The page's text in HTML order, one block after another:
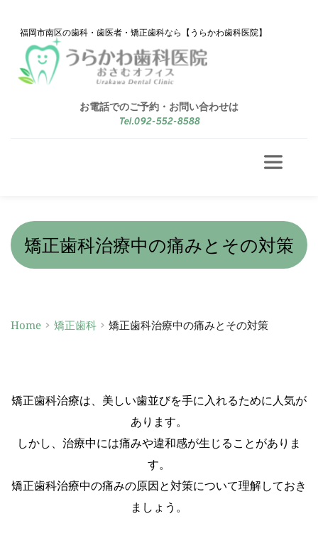
福岡市南区の歯科・歯医者・矯正歯科なら【うらかわ歯科医院】
お電話でのご予約・お問い合わせは
Tel.092-552-8588
矯正歯科治療中の痛みとその対策
Home 矯正歯科 矯正歯科治療中の痛みとその対策
矯正歯科治療は、美しい歯並びを手に入れるために人気が
あります。
しかし、治療中には痛みや違和感が生じることがありま
す。
矯正歯科治療中の痛みの原因と対策について理解しておき
ましょう。